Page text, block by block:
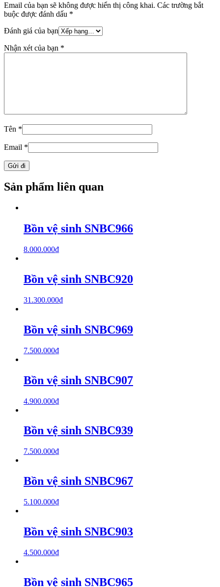
Email của bạn sẽ không được hiển thị công khai. Các trường bắt
buộc được đánh dấu *
Đánh giá của bạn
Nhận xét của bạn *
Tên *
Email *
Sản phẩm liên quan
Bồn vệ sinh SNBC966
8.000.000₫
Bồn vệ sinh SNBC920
31.300.000₫
Bồn vệ sinh SNBC969
7.500.000₫
Bồn vệ sinh SNBC907
4.900.000₫
Bồn vệ sinh SNBC939
7.500.000₫
Bồn vệ sinh SNBC967
5.100.000₫
Bồn vệ sinh SNBC903
4.500.000₫
Bồn vệ sinh SNBC965